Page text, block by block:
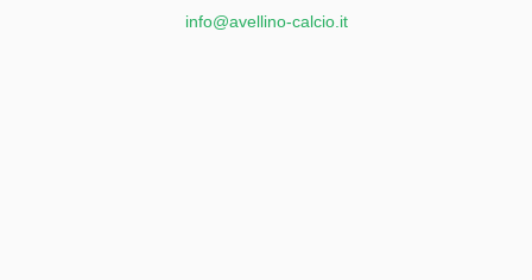
info@avellino-calcio.it